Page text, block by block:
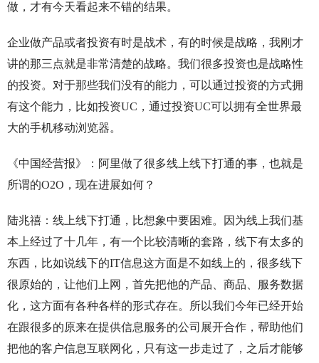
做，才有今天看起来不错的结果。
企业做产品或者投资有时是战术，有的时候是战略，我刚才
讲的那三点就是非常清楚的战略。我们很多投资也是战略性
的投资。对于那些我们没有的能力，可以通过投资的方式拥
有这个能力，比如投资UC，通过投资UC可以拥有全世界最
大的手机移动浏览器。
《中国经营报》：阿里做了很多线上线下打通的事，也就是
所谓的O2O，现在进展如何？
陆兆禧：线上线下打通，比想象中要困难。因为线上我们基
本上经过了十几年，有一个比较清晰的套路，线下有太多的
东西，比如说线下的IT信息这方面是不如线上的，很多线下
很原始的，让他们上网，首先把他的产品、商品、服务数据
化，这方面有各种各样的形式存在。所以我们今年已经开始
在跟很多的原来在提供信息服务的公司展开合作，帮助他们
把他的客户信息互联网化，只有这一步走过了，之后才能够